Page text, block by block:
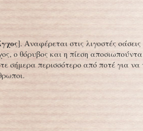
]. Αναφέρεται στις λιγοστές
ο θόρυβος και η πίεση
σήμερα περισσότερο από ποτέ για να